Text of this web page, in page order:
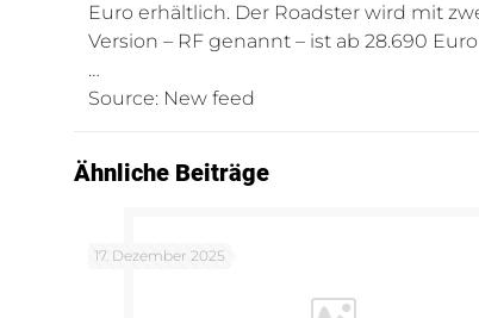
Euro erhältlich. Der Roadster wird mit
Version – RF genannt – ist ab 28.690
…
Source: New feed
Ähnliche Beiträge
17. Dezember 2025